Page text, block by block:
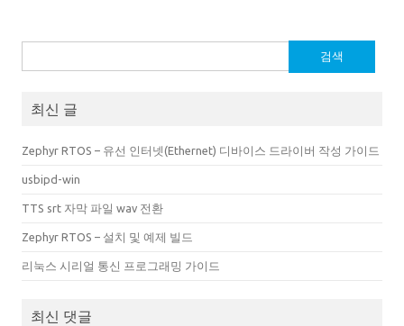
색:
최신 글
Zephyr RTOS – 유선 인터넷(Ethernet) 디바이스 드라이버 작성 가이드
usbipd-win
TTS srt 자막 파일 wav 전환
Zephyr RTOS – 설치 및 예제 빌드
리눅스 시리얼 통신 프로그래밍 가이드
최신 댓글